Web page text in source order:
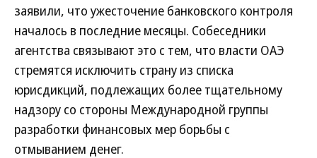
заявили, что ужесточение банковского контроля
началось в последние месяцы. Собеседники
агентства связывают это с тем, что власти ОАЭ
стремятся исключить страну из списка
юрисдикций, подлежащих более тщательному
надзору со стороны Международной группы
разработки финансовых мер борьбы с
отмыванием денег.